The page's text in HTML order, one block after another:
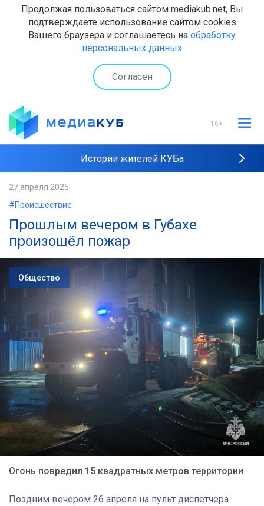
Продолжая пользоваться сайтом mediakub.net, Вы
подтверждаете использование сайтом cookies
Вашего браузера и соглашаетесь на обработку
персональных данных
Согласен
16+
Истории жителей КУБа
27 апреля 2025
#Происшествие
Прошлым вечером в Губахе
произошёл пожар
Общество
Огонь повредил 15 квадратных метров территории
Поздним вечером 26 апреля на пульт диспетчера